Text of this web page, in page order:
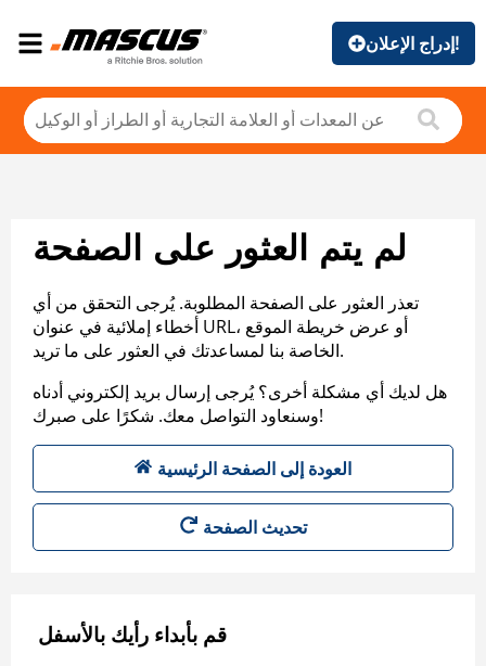
إدراج الإعلان!
لم يتم العثور على الصفحة
تعذر العثور على الصفحة المطلوبة. يُرجى التحقق من أي
أخطاء إملائية في عنوان URL، أو عرض خريطة الموقع
الخاصة بنا لمساعدتك في العثور على ما تريد.
هل لديك أي مشكلة أخرى؟ يُرجى إرسال بريد إلكتروني أدناه
وسنعاود التواصل معك. شكرًا على صبرك!
العودة إلى الصفحة الرئيسية
تحديث الصفحة
قم بأبداء رأيك بالأسفل